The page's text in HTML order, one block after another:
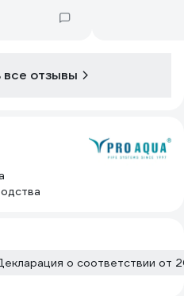
отзывы
о соответствии от